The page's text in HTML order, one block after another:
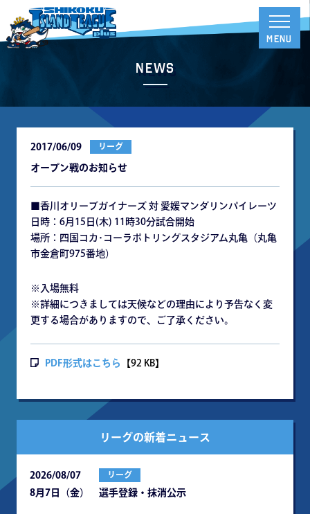
News
2017/06/09 リーグ
オープン戦のお知らせ
■香川オリーブガイナーズ 対 愛媛マンダリンパイレーツ
日時：6月15日(木) 11時30分試合開始
場所：四国コカ･コーラボトリングスタジアム丸亀（丸亀
市金倉町975番地）
※入場無料
※詳細につきましては天候などの理由により予告なく変
更する場合がありますので、ご了承ください。
PDF形式はこちら 【92 KB】
リーグの新着ニュース
2026/08/07 リーグ
8月7日（金） 選手登録・抹消公示